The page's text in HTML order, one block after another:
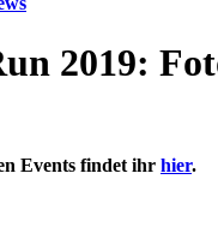
2019:
Events findet ihr hier.